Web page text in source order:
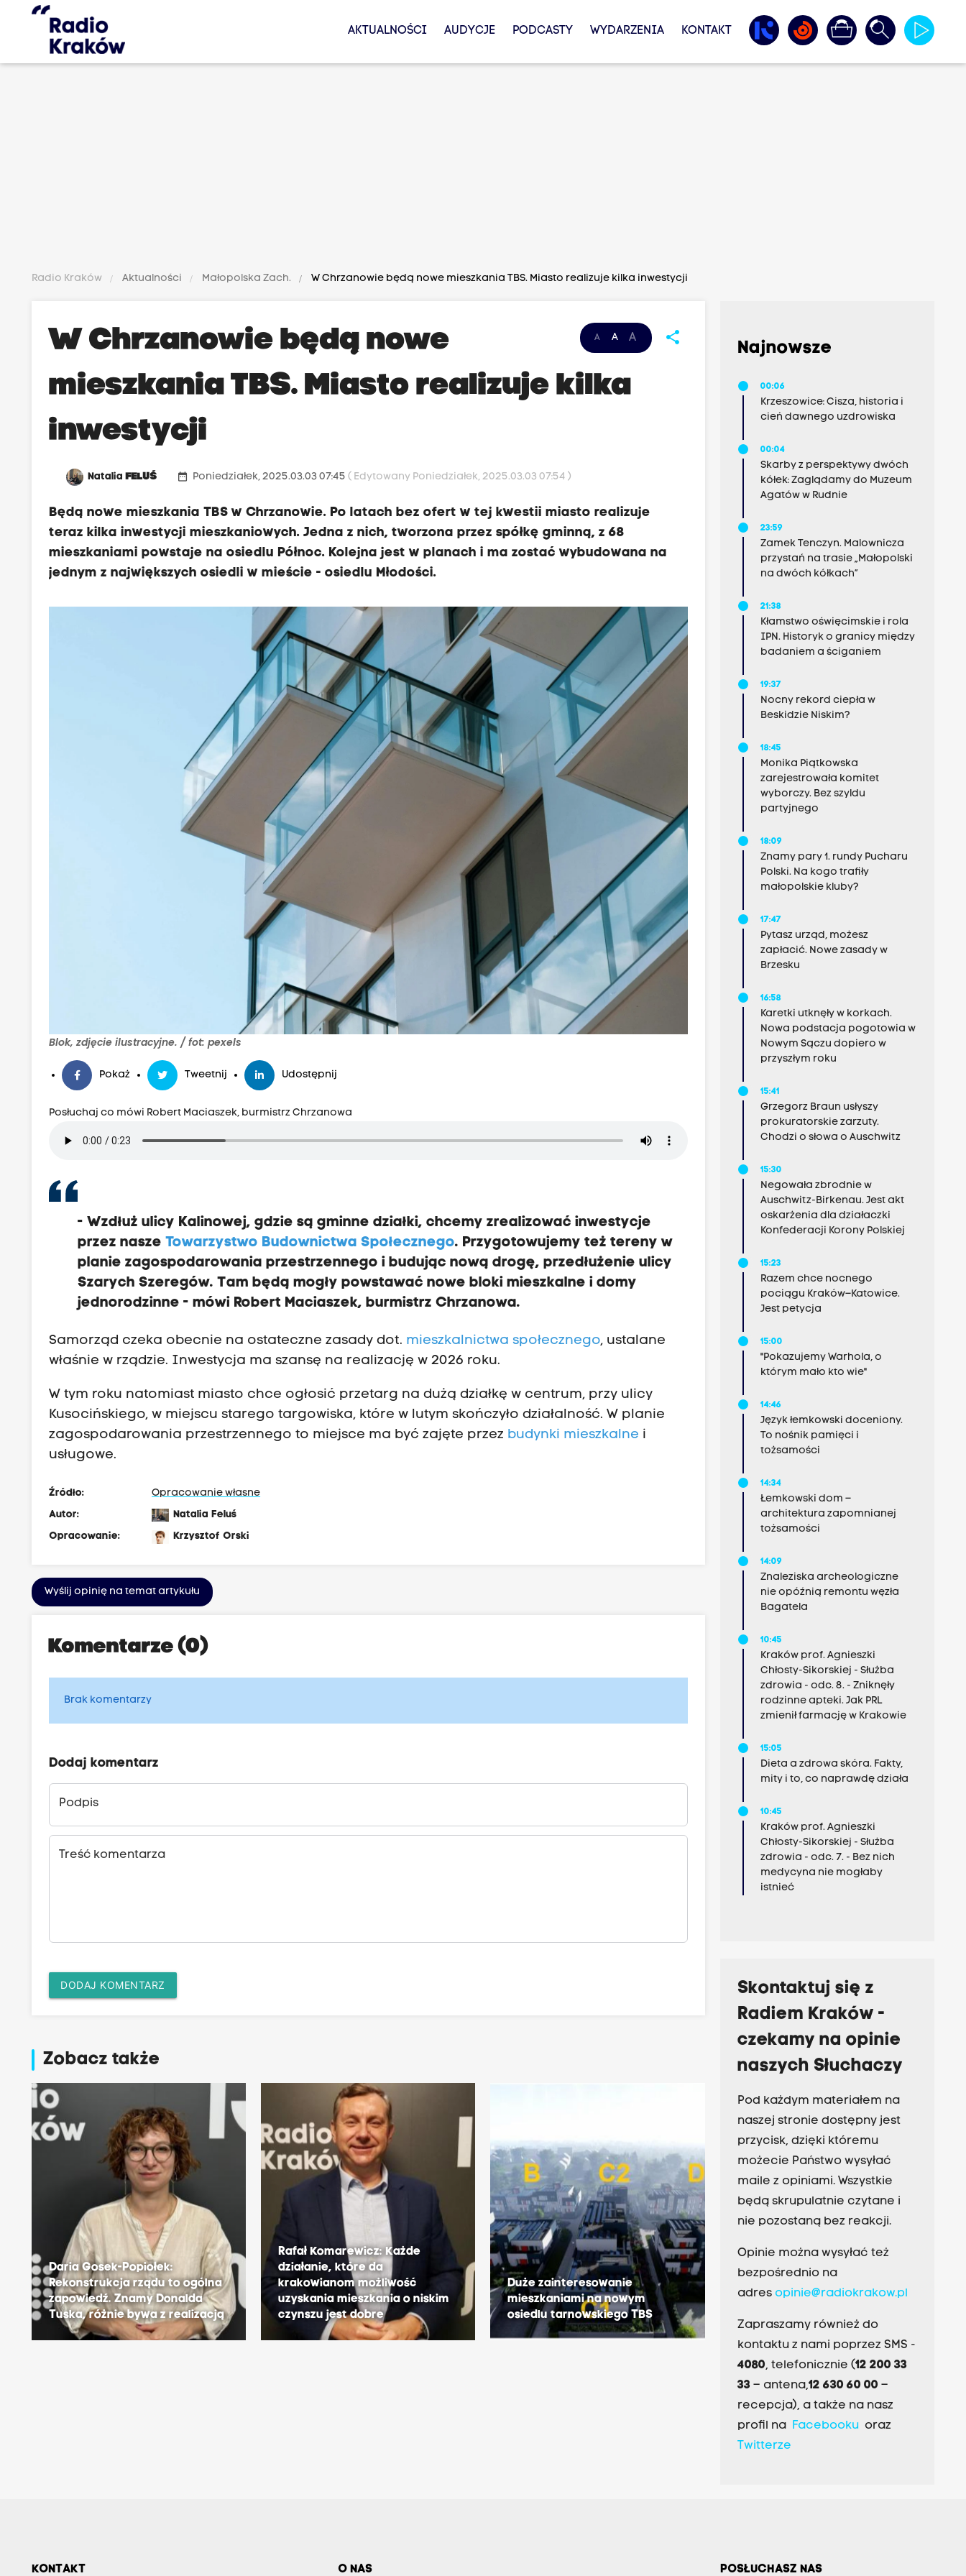
AKTUALNOŚCI AUDYCJE PODCASTY WYDARZENIA KONTAKT
Radio Kraków Aktualności Małopolska Zach. W Chrzanowie będą nowe mieszkania TBS. Miasto realizuje kilka inwestycji
A A A share
W Chrzanowie będą nowe
mieszkania TBS. Miasto realizuje kilka
inwestycji
NataliaFELUŚ date_range Poniedziałek, 2025.03.03 07:45( Edytowany Poniedziałek, 2025.03.03 07:54 )
Będą nowe mieszkania TBS w Chrzanowie. Po latach bez ofert w tej kwestii miasto realizuje
teraz kilka inwestycji mieszkaniowych. Jedna z nich, tworzona przez spółkę gminną, z 68
mieszkaniami powstaje na osiedlu Północ. Kolejna jest w planach i ma zostać wybudowana na
jednym z największych osiedli w mieście - osiedlu Młodości.
Blok, zdjęcie ilustracyjne. / fot: pexels
Pokaż Tweetnij Udostępnij
Posłuchaj co mówi Robert Maciaszek, burmistrz Chrzanowa
- Wzdłuż ulicy Kalinowej, gdzie są gminne działki, chcemy zrealizować inwestycje
przez naszeTowarzystwo Budownictwa Społecznego. Przygotowujemy też tereny w
planie zagospodarowania przestrzennego i budując nową drogę, przedłużenie ulicy
Szarych Szeregów. Tam będą mogły powstawać nowe bloki mieszkalne i domy
jednorodzinne - mówi Robert Maciaszek, burmistrz Chrzanowa.
Samorząd czeka obecnie na ostateczne zasady dot. mieszkalnictwa społecznego, ustalane
właśnie w rządzie. Inwestycja ma szansę na realizację w 2026 roku.
W tym roku natomiast miasto chce ogłosić przetarg na dużą działkę w centrum, przy ulicy
Kusocińskiego, w miejscu starego targowiska, które w lutym skończyło działalność. W planie
zagospodarowania przestrzennego to miejsce ma być zajęte przez budynki mieszkalne i
usługowe.
Źródło:
Opracowanie własne
Autor:
Natalia Feluś
Opracowanie:
Krzysztof Orski
Wyślij opinię na temat artykułu
Komentarze (0)
Brak komentarzy
Dodaj komentarz
Podpis
Treść komentarza
DODAJ KOMENTARZ
Zobacz także
Daria Gosek-Popiołek:
Rekonstrukcja rządu to ogólna
zapowiedź. Znamy Donalda
Tuska, różnie bywa z realizacją
Rafał Komarewicz: Każde
działanie, które da
krakowianom możliwość
uzyskania mieszkania o niskim
czynszu jest dobre
Duże zainteresowanie
mieszkaniami na nowym
osiedlu tarnowskiego TBS
Najnowsze
00:06
Krzeszowice: Cisza, historia i
cień dawnego uzdrowiska
00:04
Skarby z perspektywy dwóch
kółek: Zaglądamy do Muzeum
Agatów w Rudnie
23:59
Zamek Tenczyn. Malownicza
przystań na trasie „Małopolski
na dwóch kółkach”
21:38
Kłamstwo oświęcimskie i rola
IPN. Historyk o granicy między
badaniem a ściganiem
19:37
Nocny rekord ciepła w
Beskidzie Niskim?
18:45
Monika Piątkowska
zarejestrowała komitet
wyborczy. Bez szyldu
partyjnego
18:09
Znamy pary 1. rundy Pucharu
Polski. Na kogo trafiły
małopolskie kluby?
17:47
Pytasz urząd, możesz
zapłacić. Nowe zasady w
Brzesku
16:58
Karetki utknęły w korkach.
Nowa podstacja pogotowia w
Nowym Sączu dopiero w
przyszłym roku
15:41
Grzegorz Braun usłyszy
prokuratorskie zarzuty.
Chodzi o słowa o Auschwitz
15:30
Negowała zbrodnie w
Auschwitz-Birkenau. Jest akt
oskarżenia dla działaczki
Konfederacji Korony Polskiej
15:23
Razem chce nocnego
pociągu Kraków–Katowice.
Jest petycja
15:00
"Pokazujemy Warhola, o
którym mało kto wie"
14:46
Język łemkowski doceniony.
To nośnik pamięci i
tożsamości
14:34
Łemkowski dom –
architektura zapomnianej
tożsamości
14:09
Znaleziska archeologiczne
nie opóźnią remontu węzła
Bagatela
10:45
Kraków prof. Agnieszki
Chłosty-Sikorskiej - Służba
zdrowia - odc. 8. - Zniknęły
rodzinne apteki. Jak PRL
zmienił farmację w Krakowie
15:05
Dieta a zdrowa skóra. Fakty,
mity i to, co naprawdę działa
10:45
Kraków prof. Agnieszki
Chłosty-Sikorskiej - Służba
zdrowia - odc. 7. - Bez nich
medycyna nie mogłaby
istnieć
Skontaktuj się z
Radiem Kraków -
czekamy na opinie
naszych Słuchaczy
Pod każdym materiałem na
naszej stronie dostępny jest
przycisk, dzięki któremu
możecie Państwo wysyłać
maile z opiniami. Wszystkie
będą skrupulatnie czytane i
nie pozostaną bez reakcji.
Opinie można wysyłać też
bezpośrednio na
adres opinie@radiokrakow.pl
Zapraszamy również do
kontaktu z nami poprzez SMS -
4080, telefonicznie (12 200 33
33– antena,12 630 60 00 –
recepcja), a także na nasz
profil na Facebookuoraz
Twitterze
KONTAKT O NAS POSŁUCHASZ NAS